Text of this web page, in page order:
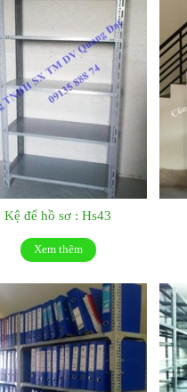
Kệ để hồ sơ : Hs43
Xem thêm